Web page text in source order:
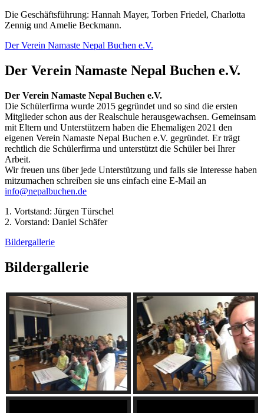
Die Geschäftsführung: Hannah Mayer, Torben Friedel, Charlotta
Zennig und Amelie Beckmann.
Der Verein Namaste Nepal Buchen e.V.
Der Verein Namaste Nepal Buchen e.V.
Der Verein Namaste Nepal Buchen e.V.
Die Schülerfirma wurde 2015 gegründet und so sind die ersten
Mitglieder schon aus der Realschule herausgewachsen. Gemeinsam
mit Eltern und Unterstützern haben die Ehemaligen 2021 den
eigenen Verein Namaste Nepal Buchen e.V. gegründet. Er trägt
rechtlich die Schülerfirma und unterstützt die Schüler bei Ihrer
Arbeit.
Wir freuen uns über jede Unterstützung und falls sie Interesse haben
mitzumachen schreiben sie uns einfach eine E-Mail an
info@nepalbuchen.de
1. Vortstand: Jürgen Türschel
2. Vorstand: Daniel Schäfer
Bildergallerie
Bildergallerie